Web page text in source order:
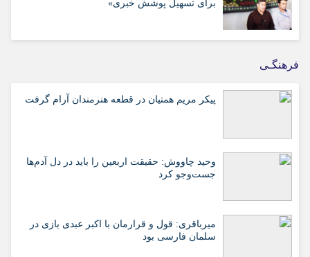
برای تسهیل پوشش خبری»
فرهنگـی
پیکر مریم همتیان در قطعه هنرمندان آرام گرفت
وحید چاووش: حقیقت اربعین را باید در دل آدم‌ها
جست‌وجو کرد
میرباقری: قول و قرارمان با اکبر عبدی بازی در
سلمان فارسی بود